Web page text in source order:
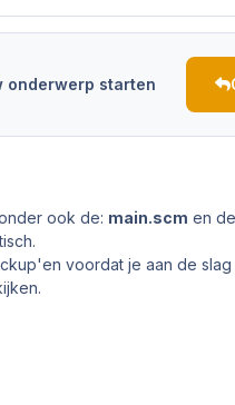
onderwerp starten
ook de: main.scm en de
voordat je aan de